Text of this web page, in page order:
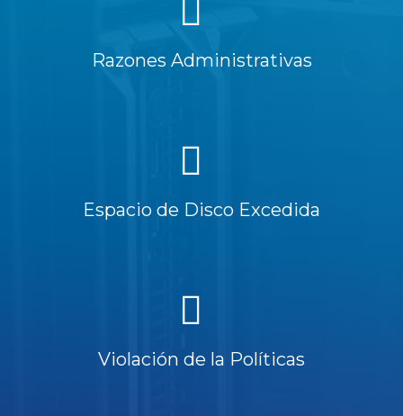
Razones Administrativas
Espacio de Disco Excedida
Violación de la Políticas